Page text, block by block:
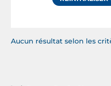
Aucun résultat selon les